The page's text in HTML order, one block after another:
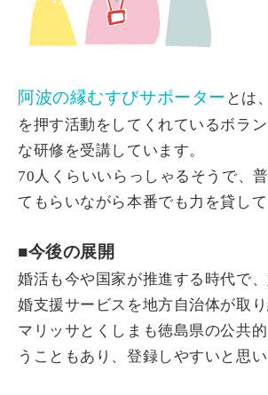
阿波の縁むすびサポーター とは
を押す活動をしてくれているボラ
な研修を受講しています。
70人くらいいらっしゃるそうで、
てもらいながら本番でも力を貸して
■今後の展開
婚活も今や国家が推進する時代で
婚支援サービスを地方自治体が取り
マリッサとくしまも徳島県の公共
うこともあり、登録しやすいと思い